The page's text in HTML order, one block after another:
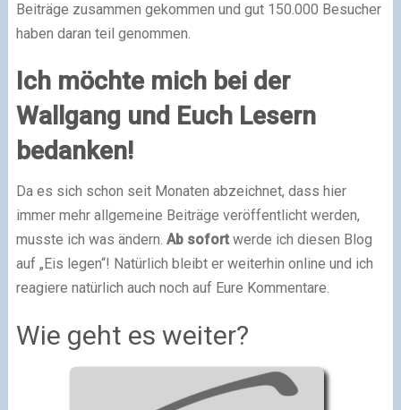
Beiträge zusammen gekommen und gut 150.000 Besucher
haben daran teil genommen.
Ich möchte mich bei der
Wallgang und Euch Lesern
bedanken!
Da es sich schon seit Monaten abzeichnet, dass hier
immer mehr allgemeine Beiträge veröffentlicht werden,
musste ich was ändern. Ab sofortwerde ich diesen Blog
auf „Eis legen“! Natürlich bleibt er weiterhin online und ich
reagiere natürlich auch noch auf Eure Kommentare.
Wie geht es weiter?